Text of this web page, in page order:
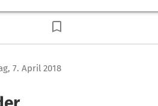
7. April 2018